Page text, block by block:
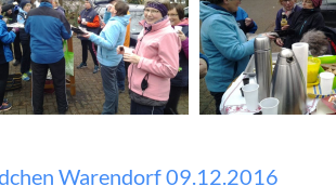
Warendorf 09.12.2016